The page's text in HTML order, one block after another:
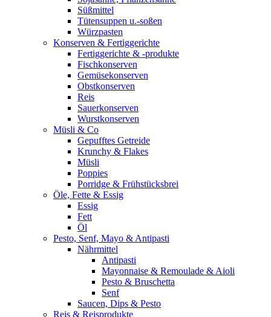
Süßmittel
Tütensuppen u.-soßen
Würzpasten
Konserven & Fertiggerichte
Fertiggerichte & -produkte
Fischkonserven
Gemüsekonserven
Obstkonserven
Reis
Sauerkonserven
Wurstkonserven
Müsli & Co
Gepufftes Getreide
Krunchy & Flakes
Müsli
Poppies
Porridge & Frühstücksbrei
Öle, Fette & Essig
Essig
Fett
Öl
Pesto, Senf, Mayo & Antipasti
Nährmittel
Antipasti
Mayonnaise & Remoulade & Aioli
Pesto & Bruschetta
Senf
Saucen, Dips & Pesto
Reis & Reisprodukte